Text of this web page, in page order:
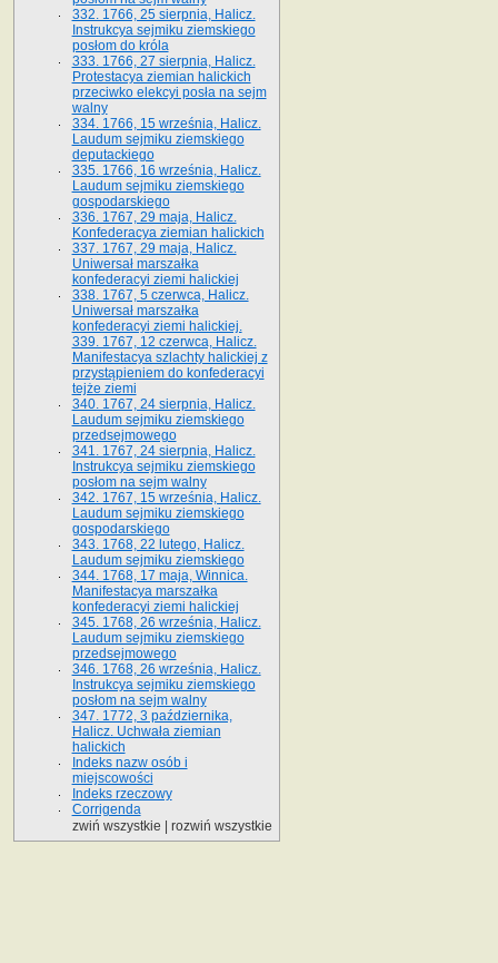
332. 1766, 25 sierpnia, Halicz.
Instrukcya sejmiku ziemskiego
posłom do króla
333. 1766, 27 sierpnia, Halicz.
Protestacya ziemian halickich
przeciwko elekcyi posła na sejm
walny
334. 1766, 15 września, Halicz.
Laudum sejmiku ziemskiego
deputackiego
335. 1766, 16 września, Halicz.
Laudum sejmiku ziemskiego
gospodarskiego
336. 1767, 29 maja, Halicz.
Konfederacya ziemian halickich
337. 1767, 29 maja, Halicz.
Uniwersał marszałka
konfederacyi ziemi halickiej
338. 1767, 5 czerwca, Halicz.
Uniwersał marszałka
konfederacyi ziemi halickiej.
339. 1767, 12 czerwca, Halicz.
Manifestacya szlachty halickiej z
przystąpieniem do konfederacyi
tejże ziemi
340. 1767, 24 sierpnia, Halicz.
Laudum sejmiku ziemskiego
przedsejmowego
341. 1767, 24 sierpnia, Halicz.
Instrukcya sejmiku ziemskiego
posłom na sejm walny
342. 1767, 15 września, Halicz.
Laudum sejmiku ziemskiego
gospodarskiego
343. 1768, 22 lutego, Halicz.
Laudum sejmiku ziemskiego
344. 1768, 17 maja, Winnica.
Manifestacya marszałka
konfederacyi ziemi halickiej
345. 1768, 26 września, Halicz.
Laudum sejmiku ziemskiego
przedsejmowego
346. 1768, 26 września, Halicz.
Instrukcya sejmiku ziemskiego
posłom na sejm walny
347. 1772, 3 października,
Halicz. Uchwała ziemian
halickich
Indeks nazw osób i
miejscowości
Indeks rzeczowy
Corrigenda
zwiń wszystkie
rozwiń wszystkie